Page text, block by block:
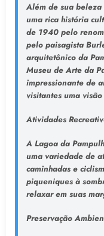
Além de sua
uma rica história
de 1940 pelo
pelo paisagista
arquitetônico da
Museu de Arte da
impressionante de
visitantes uma
Atividades
A Lagoa da
uma variedade de
caminhadas e
piqueniques à
relaxar em suas
Preservação